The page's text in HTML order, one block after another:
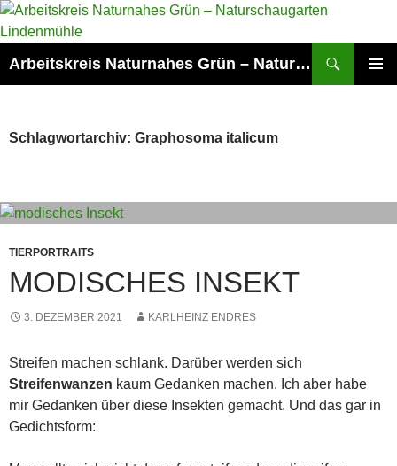
Zum
Inhalt
Arbeitskreis Naturnahes Grün – Naturschaugarten Lindenmühle
Schlagwortarchiv: Graphosoma italicum
TIERPORTRAITS
MODISCHES INSEKT
3. DEZEMBER 2021 KARLHEINZ ENDRES
Streifen machen schlank. Darüber werden sich
Streifenwanzen kaum Gedanken machen. Ich aber habe
mir Gedanken über diese Insekten gemacht. Und das gar in
Gedichtsform: